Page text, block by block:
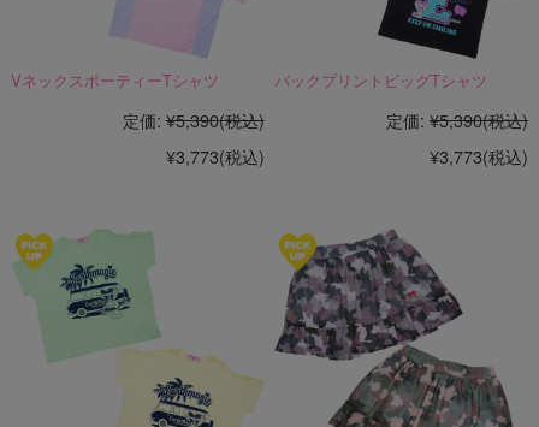
VネックスポーティーTシャツ
定価: ¥5,390(税込)
¥3,773(税込)
バックプリントビッグTシャツ
定価: ¥5,390(税込)
¥3,773(税込)